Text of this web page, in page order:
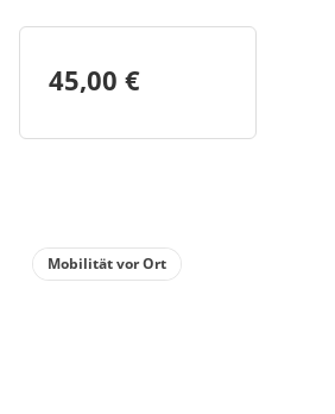
45,00 €
Mobilität vor Ort